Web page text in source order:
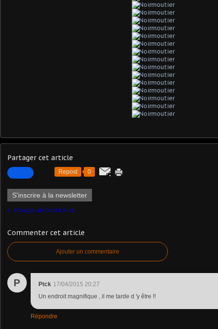
Partager cet article
Repost 0
S'inscrire à la newsletter
Voyage au Costa Rica
Commenter cet article
Ajouter un commentaire
P Ptck 17/04/2015 20:27
Un endroit magnifique , il me tarde d 'y être !!
Répondre